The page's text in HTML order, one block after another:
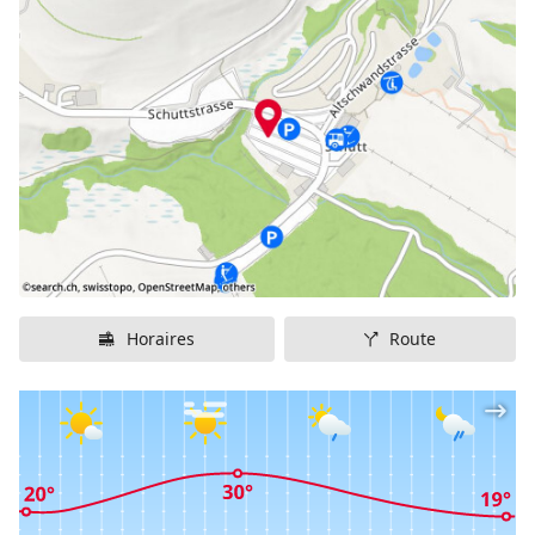
(840 m d’altitude) Accessibilité : Car Postal / bus,
voiture, à pied Infrastructure : téléski Pinocchio /
Téléski pour débutants, parcours Compétition de ski
pour enfants : non Superficie : 1500 m² Âge minimum :
dès 4 ans Encadrement par des moniteurs de ski pour
enfants : de 14h00 à 16h00 (sans déjeuner) Accès
individuel sans surveillance : oui Heures de découverte
: non Restaurant avec vue sur le site d’entraînement
des enfants : refuge de ski de Brustenegg
Horaires Route